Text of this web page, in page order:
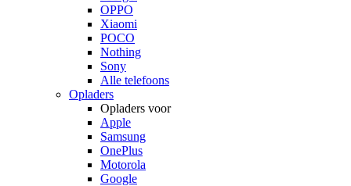
OPPO
Xiaomi
POCO
Nothing
Sony
Alle telefoons
Opladers
Opladers voor
Apple
Samsung
OnePlus
Motorola
Google